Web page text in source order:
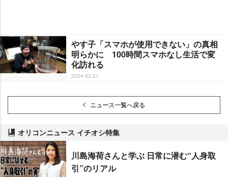
す子「スマホが使用できない」の真相
明らかに 100時間スマホなし生活で変
化訪れる
2024-02-21
ニュース一覧へ戻る
オリコンニュース イチオシ特集
川島海荷さんと学ぶ 日常に潜む“人身取
引”のリアル